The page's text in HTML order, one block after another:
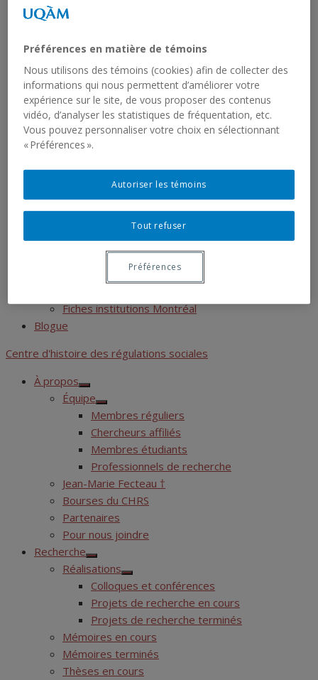
Thèses en cours
Postdoctorats
Activités scientifiques
Ressources
SIRS
Liste des jeux de données
Liste des rapports sériels
Présentation
Bulletins
Numéros
Autres publications du RCHTQ
Cyberexposition : Déjouer la fatalité
Réseau institutionnel
Fiches institutions Montréal
Blogue
Centre d'histoire des régulations sociales
À propos
Show
sub
menu
Équipe
Show
sub
menu
Membres réguliers
Chercheurs affiliés
Membres étudiants
Professionnels de recherche
Jean-Marie Fecteau †
Bourses du CHRS
Partenaires
Pour nous joindre
Recherche
Show
sub
menu
Réalisations
Show
sub
menu
Colloques et conférences
Projets de recherche en cours
Projets de recherche terminés
Mémoires en cours
Mémoires terminés
Thèses en cours
Préférences en matière de témoins
Nous utilisons des témoins (cookies) afin de collecter des
informations qui nous permettent d’améliorer votre
expérience sur le site, de vous proposer des contenus
vidéo, d’analyser les statistiques de fréquentation, etc.
Vous pouvez personnaliser votre choix en sélectionnant
« Préférences ».
Tout refuser
Autoriser les témoins
Préférences